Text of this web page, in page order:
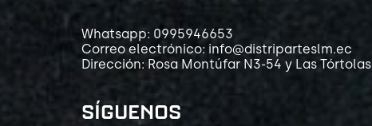
Whatsapp: 0995946653
Correo electrónico: info@distriparteslm.ec
Dirección: Rosa Montúfar N3-54 y Las Tórtolas
SÍGUENOS